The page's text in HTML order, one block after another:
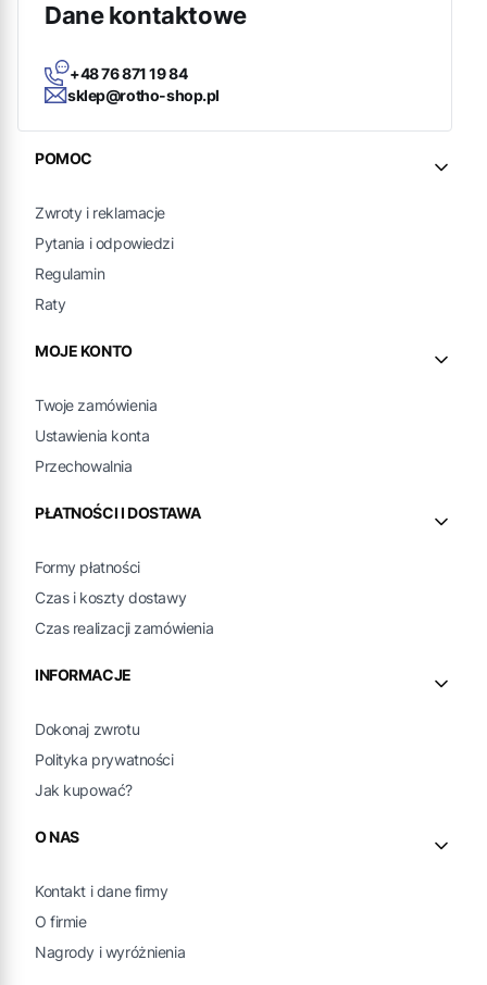
Dane kontaktowe
+48 76 871 19 84
sklep@rotho-shop.pl
Linki w stopce
POMOC
Zwroty i reklamacje
Pytania i odpowiedzi
Regulamin
Raty
MOJE KONTO
Twoje zamówienia
Ustawienia konta
Przechowalnia
PŁATNOŚCI I DOSTAWA
Formy płatności
Czas i koszty dostawy
Czas realizacji zamówienia
INFORMACJE
Dokonaj zwrotu
Polityka prywatności
Jak kupować?
O NAS
Kontakt i dane firmy
O firmie
Nagrody i wyróżnienia